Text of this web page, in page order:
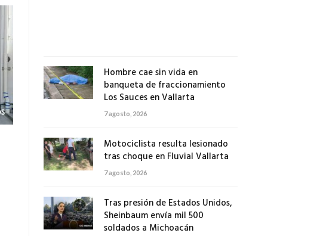
Hombre cae sin vida en
banqueta de fraccionamiento
Los Sauces en Vallarta
7 agosto, 2026
Motociclista resulta lesionado
tras choque en Fluvial Vallarta
7 agosto, 2026
Tras presión de Estados Unidos,
Sheinbaum envía mil 500
soldados a Michoacán